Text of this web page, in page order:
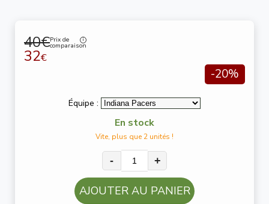
40€Prix de
comparaison
32€
-20%
Équipe :
En stock
Vite, plus que 2 unités !
- +
AJOUTER AU PANIER